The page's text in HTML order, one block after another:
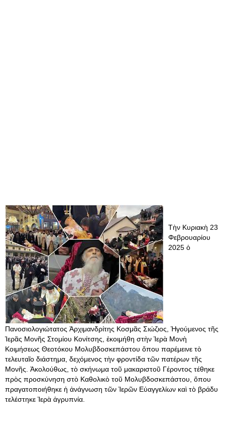
Τὴν Κυριακὴ 23
Φεβρουαρίου
2025 ὁ
Πανοσιολογιώτατος Ἀρχιμανδρίτης Κοσμᾶς Σιώζιος, Ἡγούμενος τῆς
Ἱερᾶς Μονῆς Στομίου Κονίτσης, ἐκοιμήθη στὴν Ἱερὰ Μονὴ
Κοιμήσεως Θεοτόκου Μολυβδοσκεπάστου ὅπου παρέμεινε τὸ
τελευταῖο διάστημα, δεχόμενος τὴν φροντίδα τῶν πατέρων τῆς
Μονῆς. Ἀκολούθως, τὸ σκήνωμα τοῦ μακαριστοῦ Γέροντος τέθηκε
πρὸς προσκύνηση στὸ Καθολικὸ τοῦ Μολυβδοσκεπάστου, ὅπου
πραγατοποιήθηκε ἡ ἀνάγνωση τῶν Ἱερῶν Εὐαγγελίων καὶ τὸ βράδυ
τελέστηκε Ἱερὰ ἀγρυπνία.